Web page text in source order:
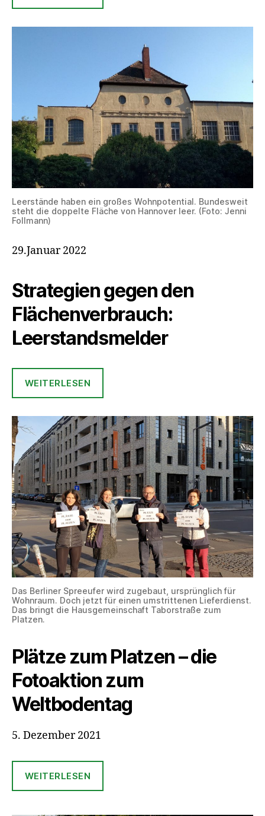
Leerstände haben ein großes Wohnpotential. Bundesweit
steht die doppelte Fläche von Hannover leer. (Foto: Jenni
Follmann)
29.Januar 2022
Strategien gegen den
Flächenverbrauch:
Leerstandsmelder
WEITERLESEN
Das Berliner Spreeufer wird zugebaut, ursprünglich für
Wohnraum. Doch jetzt für einen umstrittenen Lieferdienst.
Das bringt die Hausgemeinschaft Taborstraße zum
Platzen.
Plätze zum Platzen – die
Fotoaktion zum
Weltbodentag
5. Dezember 2021
WEITERLESEN